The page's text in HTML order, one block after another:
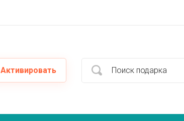
Активировать